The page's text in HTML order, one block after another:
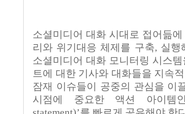
소셜미디어 대화 시대로 접어듦
리와 위기대응 체제를 구축, 실행
소셜미디어 대화 모니터링 시스
트에 대한 기사와 대화들을 지속
잠재 이슈들이 공중의 관심을 이
시점에 중요한 액션 아이템